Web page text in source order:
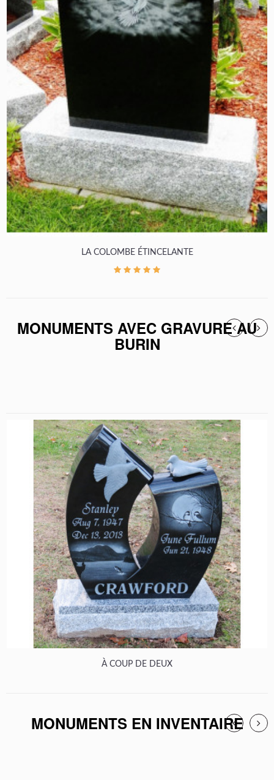
LA COLOMBE ÉTINCELANTE
MONUMENTS AVEC GRAVURE AU
BURIN
À COUP DE DEUX
MONUMENTS EN INVENTAIRE